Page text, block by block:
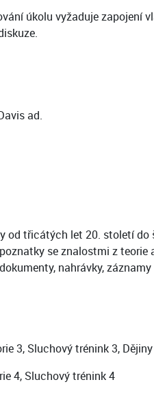
úkolu vyžaduje zapojení
ad.
od třicátých let 20. století
se znalostmi z teorie
nahrávky,
3, Sluchový trénink 3,
4, Sluchový trénink 4